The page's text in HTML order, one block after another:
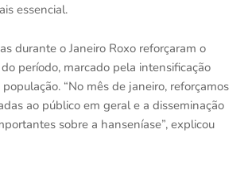
essencial.
durante o Janeiro Roxo reforçaram o
período, marcado pela intensificação
população. “No mês de janeiro, reforçamos
ao público em geral e a disseminação
sobre a hanseníase”, explicou